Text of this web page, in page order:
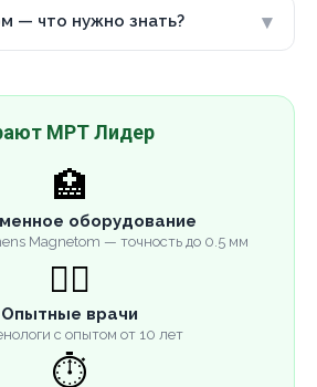
— что нужно знать? ▾
МРТ Лидер
🏥
оборудование
Magnetom — точность до 0.5 мм
👨‍⚕️
Опытные врачи
с опытом от 10 лет
⏱️